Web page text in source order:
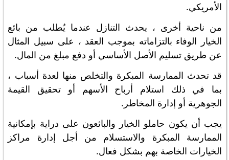
الأمريكي.
من ناحية أخرى ، يحدث التنازل عندما يُطلب من بائع
الخيار الوفاء بالتزاماته بموجب العقد ، على سبيل المثال
عن طريق تسليم الأصل الأساسي أو دفع مبلغ من المال.
قد تحدث الممارسة المبكرة والتخلص منها لعدة أسباب ،
بما في ذلك استلام أرباح الأسهم أو تحقيق القيمة
الجوهرية أو إدارة المخاطر.
يجب أن يكون حاملو الخيار والبائعون على دراية بإمكانية
الممارسة المبكرة والاستسلام من أجل إدارة مراكز
الخيارات الخاصة بهم بشكل فعال.